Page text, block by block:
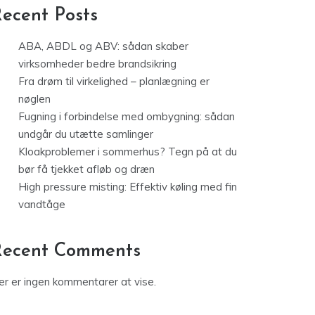
Posts
ABA, ABDL og ABV: sådan skaber
virksomheder bedre brandsikring
Fra drøm til virkelighed – planlægning er
nøglen
Fugning i forbindelse med ombygning: sådan
undgår du utætte samlinger
Kloakproblemer i sommerhus? Tegn på at du
bør få tjekket afløb og dræn
High pressure misting: Effektiv køling med fin
vandtåge
Comments
er ingen kommentarer at vise.